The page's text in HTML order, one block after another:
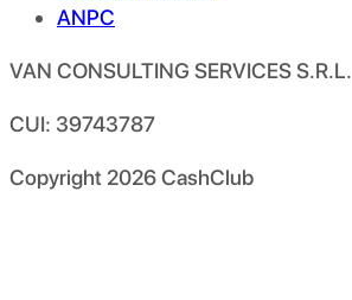
ANPC
VAN CONSULTING SERVICES S.R.L.
CUI: 39743787
Copyright 2026CashClub